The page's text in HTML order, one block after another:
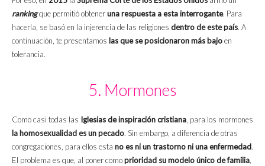
rankingque permitió obteneruna respuesta a esta interrogante. Para
hacerla, se basó en la injerencia de las religiones dentro de este país. A
continuación, te presentamos las que se posicionaron más bajoen
tolerancia.
5. Mormones
Como casi todas las Iglesias de inspiración cristiana, para los mormones
la homosexualidad es un pecado. Sin embargo, a diferencia de otras
congregaciones, para ellos esta no es ni un trastorno ni una enfermedad.
El problema es que, al poner comoprioridad su modelo único de familia,